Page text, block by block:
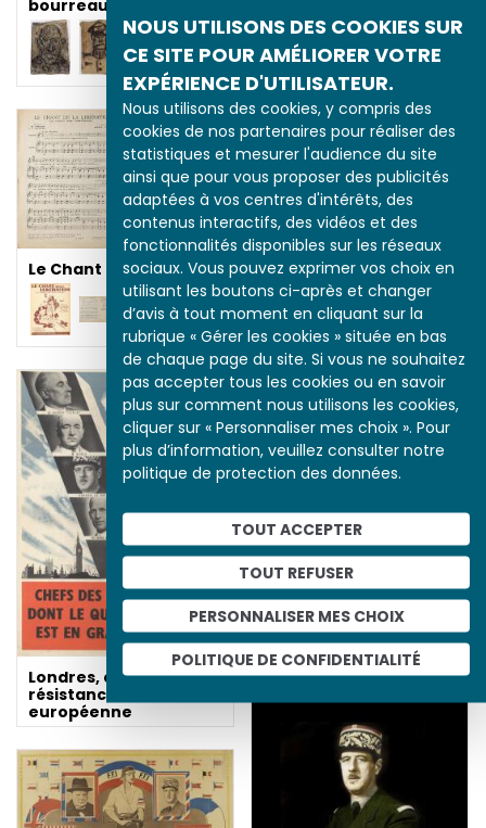
NOUS UTILISONS DES COOKIES SUR
CE SITE POUR AMÉLIORER VOTRE
EXPÉRIENCE D'UTILISATEUR.
Nous utilisons des cookies, y compris des
cookies de nos partenaires pour réaliser des
statistiques et mesurer l'audience du site
ainsi que pour vous proposer des publicités
adaptées à vos centres d'intérêts, des
contenus interactifs, des vidéos et des
fonctionnalités disponibles sur les réseaux
sociaux. Vous pouvez exprimer vos choix en
utilisant les boutons ci-après et changer
d’avis à tout moment en cliquant sur la
rubrique « Gérer les cookies » située en bas
de chaque page du site. Si vous ne souhaitez
pas accepter tous les cookies ou en savoir
plus sur comment nous utilisons les cookies,
cliquer sur « Personnaliser mes choix ». Pour
plus d’information, veuillez consulter notre
politique de protection des données.
TOUT ACCEPTER
TOUT REFUSER
PERSONNALISER MES CHOIX
POLITIQUE DE CONFIDENTIALITÉ
bourreaux
Le Chant des partisans
Le Chant des partisans
Le défilé de la victoire
sur les Champs-
Élysées en 1944
Londres, capitale de la
résistance
européenne
La milice française